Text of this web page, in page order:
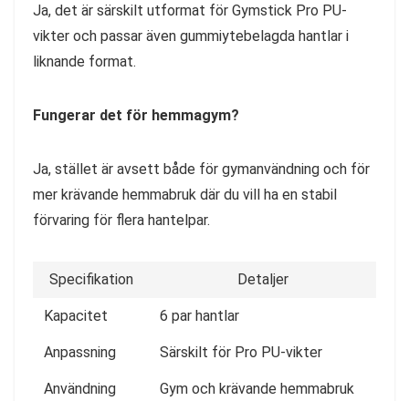
Ja, det är särskilt utformat för Gymstick Pro PU-
vikter och passar även gummiytebelagda hantlar i
liknande format.
Fungerar det för hemmagym?
Ja, stället är avsett både för gymanvändning och för
mer krävande hemmabruk där du vill ha en stabil
förvaring för flera hantelpar.
Specifikation Detaljer
Kapacitet 6 par hantlar
Anpassning Särskilt för Pro PU-vikter
Användning Gym och krävande hemmabruk